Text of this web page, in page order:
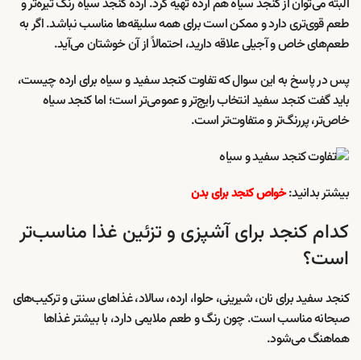
البته می‌توان از کنجد سیاه هم ارده تهیه کرد. ارده کنجد سیاه رنگ تیره‌تر و
طعم قوی‌تری دارد و ممکن است برای همه سلیقه‌ها مناسب نباشد. اگر به
طعم‌های خاص و آجیلی علاقه دارید، احتمالاً از آن خوشتان می‌آید.
پس در پاسخ به این سوال که تفاوت کنجد سفید و سیاه برای ارده چیست،
باید گفت کنجد سفید انتخاب رایج‌تر و عمومی‌تر است؛ اما کنجد سیاه
خاص‌تر، پررنگ‌تر و متفاوت‌تر است.
بیشتر بدانید:خواص کنجد برای بدن
کدام کنجد برای آشپزی و تزئین غذا مناسب‌تر
است؟
کنجد سفید برای نان، شیرینی، حلوا، ارده، سالاد، غذاهای سنتی و ترکیب‌های
صبحانه مناسب است. چون رنگ و طعم ملایمی دارد، با بیشتر غذاها
هماهنگ می‌شود.